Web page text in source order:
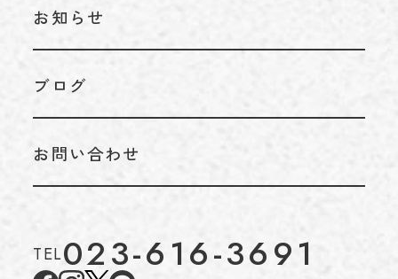
お知らせ
ブログ
お問い合わせ
TEL023-616-3691